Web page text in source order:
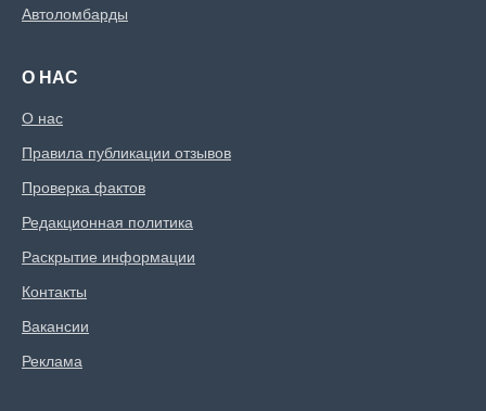
Автоломбарды
О НАС
О нас
Правила публикации отзывов
Проверка фактов
Редакционная политика
Раскрытие информации
Контакты
Вакансии
Реклама